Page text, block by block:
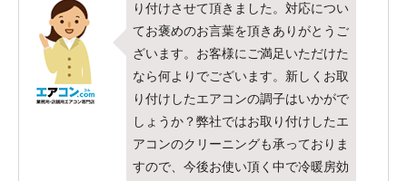
り付けさせて頂きました。対応につい
てお褒めのお言葉を頂きありがとうご
ざいます。お客様にご満足いただけた
なら何よりでございます。新しくお取
り付けしたエアコンの調子はいかがで
しょうか？弊社ではお取り付けしたエ
アコンのクリーニングも承っておりま
すので、今後お使い頂く中で冷暖房効